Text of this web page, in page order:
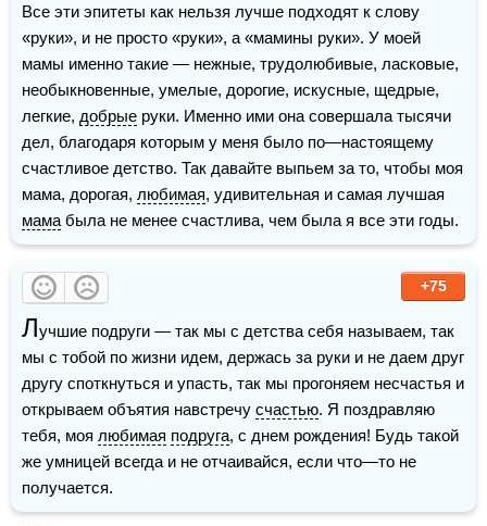
Все эти эпитеты как нельзя лучше подходят к слову
«руки», и не просто «руки», а «мамины руки». У моей
мамы именно такие — нежные, трудолюбивые, ласковые,
необыкновенные, умелые, дорогие, искусные, щедрые,
легкие, добрые руки. Именно ими она совершала тысячи
дел, благодаря которым у меня было по—настоящему
счастливое детство. Так давайте выпьем за то, чтобы моя
мама, дорогая, любимая
мама была не менее счастлива, чем была я все эти годы.
+75
Лучшие подруги — так мы с детства себя называем, так
мы с тобой по жизни идем, держась за руки и не даем друг
другу споткнуться и упасть, так мы прогоняем несчастья и
открываем объятия навстречу счастью. Я поздравляю
тебя, моя любимая подруга, с днем рождения! Будь такой
же умницей всегда и не отчаивайся, если что—то не
получается.